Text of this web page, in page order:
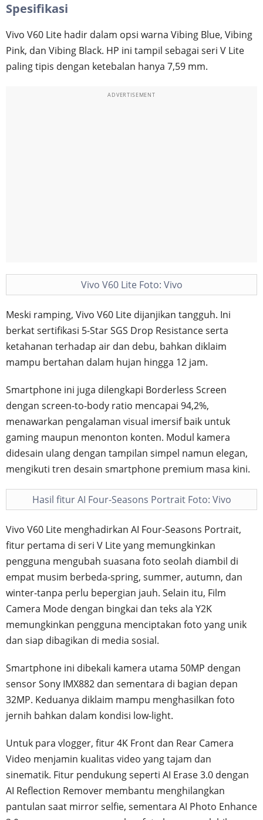
Spesifikasi
Vivo V60 Lite hadir dalam opsi warna Vibing Blue, Vibing
Pink, dan Vibing Black. HP ini tampil sebagai seri V Lite
paling tipis dengan ketebalan hanya 7,59 mm.
ADVERTISEMENT
Vivo V60 Lite Foto: Vivo
Meski ramping, Vivo V60 Lite dijanjikan tangguh. Ini
berkat sertifikasi 5-Star SGS Drop Resistance serta
ketahanan terhadap air dan debu, bahkan diklaim
mampu bertahan dalam hujan hingga 12 jam.
Smartphone ini juga dilengkapi Borderless Screen
dengan screen-to-body ratio mencapai 94,2%,
menawarkan pengalaman visual imersif baik untuk
gaming maupun menonton konten. Modul kamera
didesain ulang dengan tampilan simpel namun elegan,
mengikuti tren desain smartphone premium masa kini.
Hasil fitur AI Four-Seasons Portrait Foto: Vivo
Vivo V60 Lite menghadirkan AI Four-Seasons Portrait,
fitur pertama di seri V Lite yang memungkinkan
pengguna mengubah suasana foto seolah diambil di
empat musim berbeda-spring, summer, autumn, dan
winter-tanpa perlu bepergian jauh. Selain itu, Film
Camera Mode dengan bingkai dan teks ala Y2K
memungkinkan pengguna menciptakan foto yang unik
dan siap dibagikan di media sosial.
Smartphone ini dibekali kamera utama 50MP dengan
sensor Sony IMX882 dan sementara di bagian depan
32MP. Keduanya diklaim mampu menghasilkan foto
jernih bahkan dalam kondisi low-light.
Untuk para vlogger, fitur 4K Front dan Rear Camera
Video menjamin kualitas video yang tajam dan
sinematik. Fitur pendukung seperti AI Erase 3.0 dengan
AI Reflection Remover membantu menghilangkan
pantulan saat mirror selfie, sementara AI Photo Enhance